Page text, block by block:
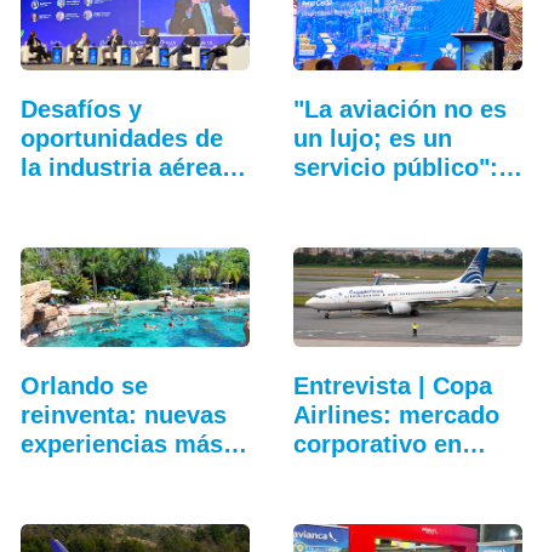
Desafíos y
oportunidades de
la industria aérea
"La aviación no es
un lujo; es un
servicio público":…
Orlando se
reinventa: nuevas
experiencias más
Entrevista | Copa
Airlines: mercado
corporativo en…